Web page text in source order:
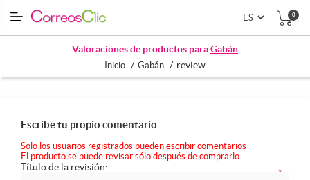
0
Valoraciones de productos paraGabán
Inicio / Gabán / review
Escribe tu propio comentario
Solo los usuarios registrados pueden escribir comentarios
El producto se puede revisar sólo después de comprarlo
Título de la revisión:
*